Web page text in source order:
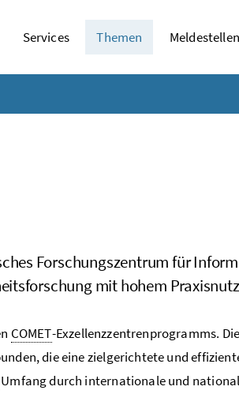
Services Themen Meldestellen
Forschungszentrum für
mit hohem
COMET-Exzellenzzentrenprogramms. Die
die eine zielgerichtete und
Umfang durch internationale und